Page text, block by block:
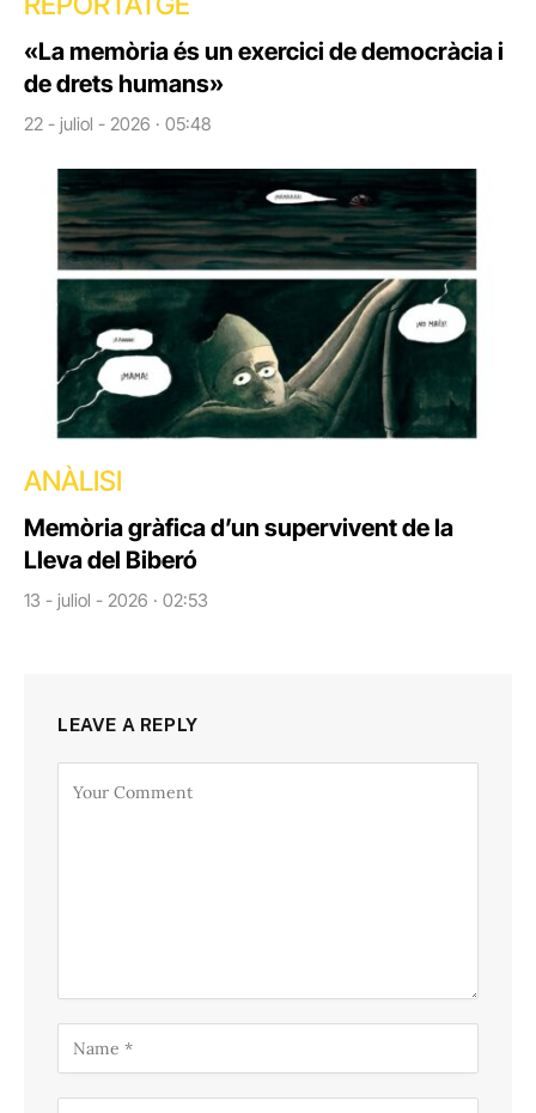
«La memòria és un exercici de democràcia i
de drets humans»
22 - juliol - 2026 · 05:48
ANÀLISI
Memòria gràfica d’un supervivent de la
Lleva del Biberó
13 - juliol - 2026 · 02:53
LEAVE A REPLY